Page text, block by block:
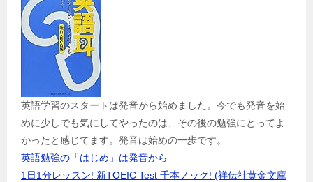
英語学習のスタートは発音から始めました。今でも発音を始
めに少しでも気にしてやったのは、その後の勉強にとってよ
かったと感じてます。発音は始めの一歩です。
英語勉強の「はじめ」は発音から
1日1分レッスン! 新TOEIC Test 千本ノック! (祥伝社黄金文庫